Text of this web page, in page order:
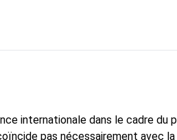
internationale dans le cadre du
pas nécessairement avec